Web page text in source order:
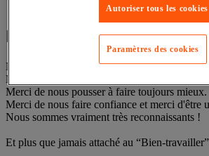
POUR VOUS
Nous voulons vous remercier sincérement.
Merci d'être exigeant.
Merci de nous pousser à faire toujours mieux.
Merci de nous faire confiance et merci d'être
Nous sommes vraiment très reconnaissants !
Et plus que jamais attaché au “Bien-travailler”
Autoriser tous les cookies
Paramètres des cookies